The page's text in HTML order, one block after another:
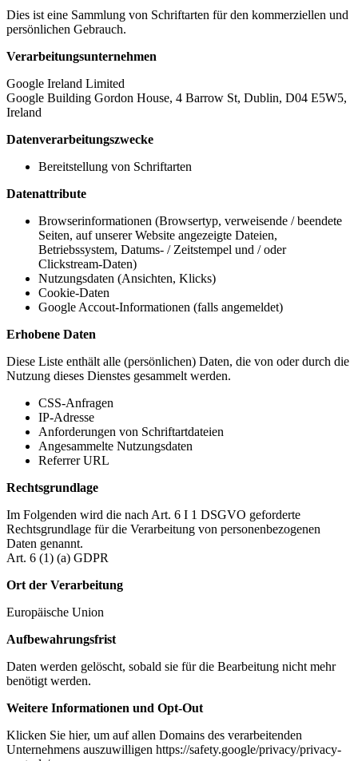
Dies ist eine Sammlung von Schriftarten für den kommerziellen und
persönlichen Gebrauch.
Verarbeitungsunternehmen
Google Ireland Limited
Google Building Gordon House, 4 Barrow St, Dublin, D04 E5W5,
Ireland
Datenverarbeitungszwecke
Bereitstellung von Schriftarten
Datenattribute
Browserinformationen (Browsertyp, verweisende / beendete
Seiten, auf unserer Website angezeigte Dateien,
Betriebssystem, Datums- / Zeitstempel und / oder
Clickstream-Daten)
Nutzungsdaten (Ansichten, Klicks)
Cookie-Daten
Google Accout-Informationen (falls angemeldet)
Erhobene Daten
Diese Liste enthält alle (persönlichen) Daten, die von oder durch die
Nutzung dieses Dienstes gesammelt werden.
CSS-Anfragen
IP-Adresse
Anforderungen von Schriftartdateien
Angesammelte Nutzungsdaten
Referrer URL
Rechtsgrundlage
Im Folgenden wird die nach Art. 6 I 1 DSGVO geforderte
Rechtsgrundlage für die Verarbeitung von personenbezogenen
Daten genannt.
Art. 6 (1) (a) GDPR
Ort der Verarbeitung
Europäische Union
Aufbewahrungsfrist
Daten werden gelöscht, sobald sie für die Bearbeitung nicht mehr
benötigt werden.
Weitere Informationen und Opt-Out
Klicken Sie hier, um auf allen Domains des verarbeitenden
Unternehmens auszuwilligen https://safety.google/privacy/privacy-